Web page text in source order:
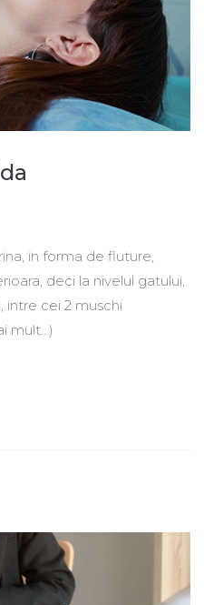
in forma de fluture,
deci la nivelul gatului,
intre cei 2 muschi
mult…)